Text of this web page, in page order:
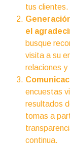
tus clientes.
el
busque
visita a su
relaciones
encuestas
resultados
tomas a
continua.